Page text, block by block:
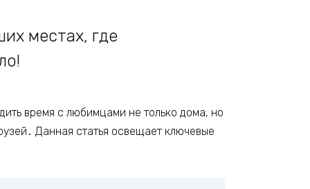
местах, где
время с любимцами не только дома, но
Данная статья освещает ключевые